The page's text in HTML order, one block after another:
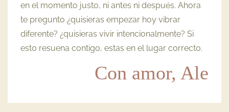
en el momento justo, ni antes ni después. Ahora
te pregunto ¿quisieras empezar hoy vibrar
diferente? ¿quisieras vivir intencionalmente? Si
esto resuena contigo, estas en el lugar correcto.
Con amor, Ale